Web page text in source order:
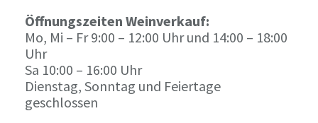
Öffnungszeiten Weinverkauf:
Mo, Mi – Fr 9:00 – 12:00 Uhr und 14:00 – 18:00
Uhr
Sa 10:00 – 16:00 Uhr
Dienstag, Sonntag und Feiertage
geschlossen